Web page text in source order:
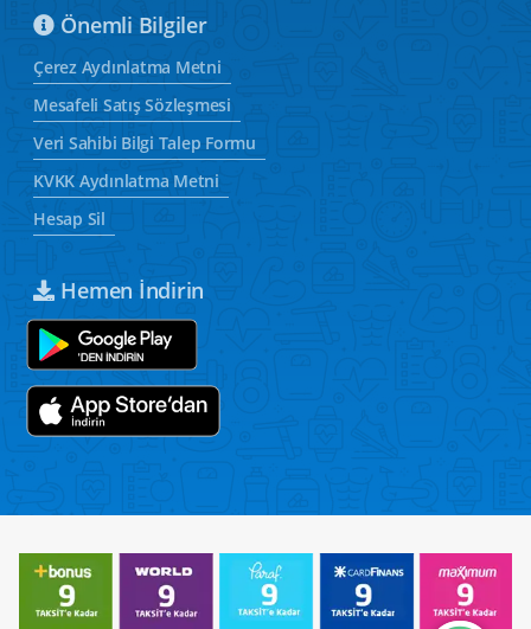
Önemli Bilgiler
Çerez Aydınlatma Metni
Mesafeli Satış Sözleşmesi
Veri Sahibi Bilgi Talep Formu
KVKK Aydınlatma Metni
Hesap Sil
Hemen İndirin